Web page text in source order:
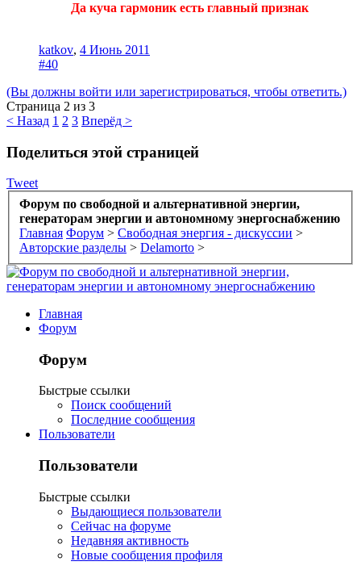
Да куча гармоник есть главный признак
katkov, 4 Июнь 2011
#40
(Вы должны войти или зарегистрироваться, чтобы ответить.)
Страница 2 из 3
< Назад 1 2 3 Вперёд >
Поделиться этой страницей
Tweet
Форум по свободной и альтернативной энергии,
генераторам энергии и автономному энергоснабжению
Главная Форум > Свободная энергия - дискуссии >
Авторские разделы > Delamorto >
Главная
Форум
Форум
Быстрые ссылки
Поиск сообщений
Последние сообщения
Пользователи
Пользователи
Быстрые ссылки
Выдающиеся пользователи
Сейчас на форуме
Недавняя активность
Новые сообщения профиля